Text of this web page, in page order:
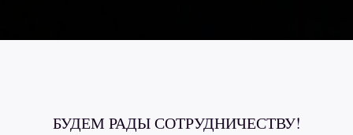
БУДЕМ РАДЫ СОТРУДНИЧЕСТВУ!